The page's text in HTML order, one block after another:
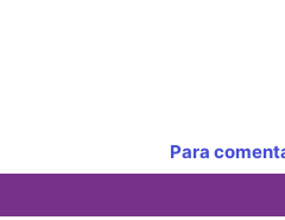
Para